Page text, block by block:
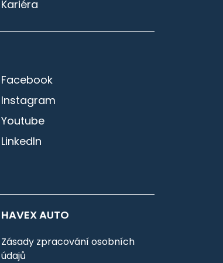
Kariéra
Facebook
Instagram
Youtube
LinkedIn
HAVEX AUTO
Zásady zpracování osobních
údajů